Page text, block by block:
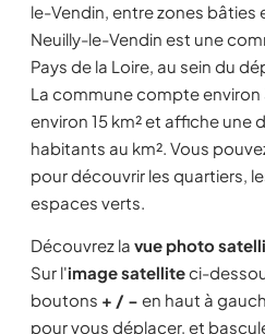
le-Vendin, entre zones bâties
Neuilly-le-Vendin est une
Pays de la Loire, au sein du
La commune compte
environ 15 km² et affiche une
habitants au km². Vous
pour découvrir les quartiers,
espaces verts.
Découvrez la vue photo
Sur l'image satelliteci-
boutons + / − en haut à
pour vous déplacer, et